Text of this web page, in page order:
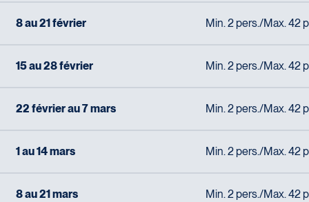
8 au 21 février Min. 2 pers./Max. 42
15 au 28 février Min. 2 pers./Max. 42
22 février au 7 mars Min. 2 pers./Max. 42
1 au 14 mars Min. 2 pers./Max. 42
8 au 21 mars Min. 2 pers./Max. 42